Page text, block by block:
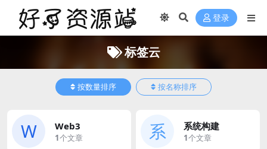
登录
标签云
按数量排序 按名称排序
W Web3
1个文章 系 系统构建
1个文章